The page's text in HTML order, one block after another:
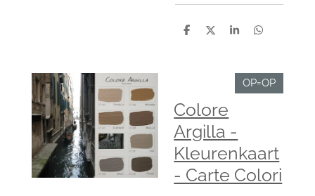
D
D
S
e
D
n
OP=OP
Colore
Argilla -
Kleurenkaart
- Carte Colori